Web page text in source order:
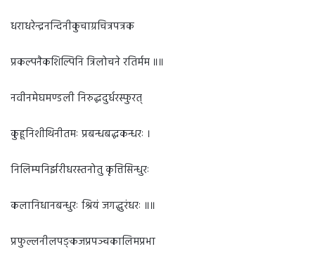
धराधरेन्द्रनन्दिनीकुचाग्रचित्रपत्रक
प्रकल्पनैकशिल्पिनि त्रिलोचने रतिर्मम ॥॥
नवीनमेघमण्डली निरुद्धदुर्धरस्फुरत्
कुहूनिशीथिनीतमः प्रबन्धबद्धकन्धरः ।
निलिम्पनिर्झरीधरस्तनोतु कृत्तिसिन्धुरः
कलानिधानबन्धुरः श्रियं जगद्धुरंधरः ॥॥
प्रफुल्लनीलपङ्कजप्रपञ्चकालिमप्रभा